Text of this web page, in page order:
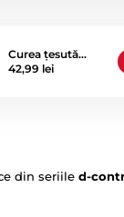
Curea țesută…
42,99 lei
din seriile d-